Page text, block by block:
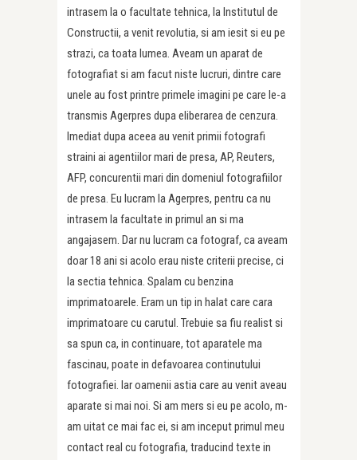
intrasem la o facultate tehnica, la Institutul de
Constructii, a venit revolutia, si am iesit si eu pe
strazi, ca toata lumea. Aveam un aparat de
fotografiat si am facut niste lucruri, dintre care
unele au fost printre primele imagini pe care le-a
transmis Agerpres dupa eliberarea de cenzura.
Imediat dupa aceea au venit primii fotografi
straini ai agentiilor mari de presa, AP, Reuters,
AFP, concurentii mari din domeniul fotografiilor
de presa. Eu lucram la Agerpres, pentru ca nu
intrasem la facultate in primul an si ma
angajasem. Dar nu lucram ca fotograf, ca aveam
doar 18 ani si acolo erau niste criterii precise, ci
la sectia tehnica. Spalam cu benzina
imprimatoarele. Eram un tip in halat care cara
imprimatoare cu carutul. Trebuie sa fiu realist si
sa spun ca, in continuare, tot aparatele ma
fascinau, poate in defavoarea continutului
fotografiei. Iar oamenii astia care au venit aveau
aparate si mai noi. Si am mers si eu pe acolo, m-
am uitat ce mai fac ei, si am inceput primul meu
contact real cu fotografia, traducind texte in